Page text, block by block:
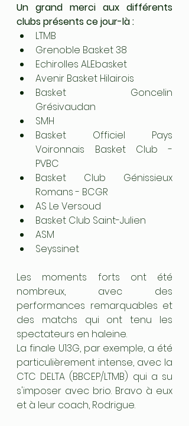
Un grand merci aux différents
clubs présents ce jour-là :
LTMB
Grenoble Basket 38
Echirolles ALEbasket
Avenir Basket Hilairois
Basket Goncelin
Grésivaudan
SMH
Basket Officiel Pays
Voironnais Basket Club -
PVBC
Basket Club Génissieux
Romans - BCGR
AS Le Versoud
Basket Club Saint-Julien
ASM
Seyssinet
Les moments forts ont été
nombreux, avec des
performances remarquables et
des matchs qui ont tenu les
spectateurs en haleine.
La finale U13G, par exemple, a été
particulièrement intense, avec la
CTC DELTA (BBCEP/LTMB) qui a su
s'imposer avec brio. Bravo à eux
et à leur coach, Rodrigue.